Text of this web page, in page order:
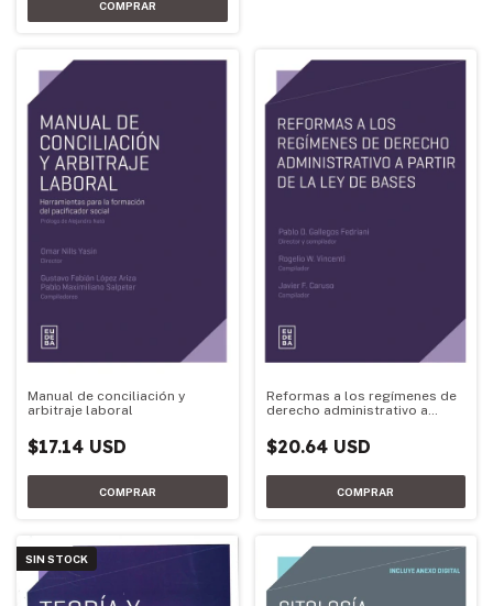
Manual de conciliación y
arbitraje laboral
$17.14 USD
Reformas a los regímenes de
derecho administrativo a
$20.64 USD
SIN STOCK